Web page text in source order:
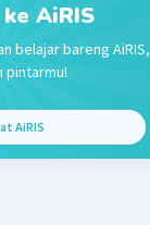
AiRIS
belajar bareng AiRIS,
pintarmu!
AiRIS